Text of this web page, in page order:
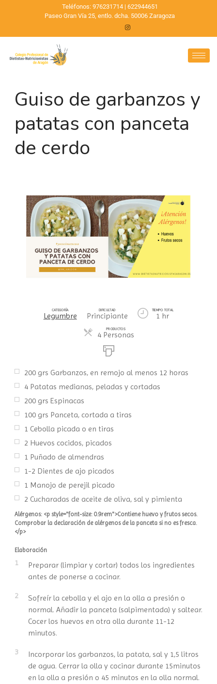
Teléfonos: 976231714 | 622944651
Paseo Gran Vía 25, entlo. dcha. 50006 Zaragoza
Guiso de garbanzos y
patatas con panceta
de cerdo
CATEGORÍA
Legumbre
DIFICULTAD
Principiante
TIEMPO TOTAL
1 hr
PRODUCTOS
4 Personas
200 grs Garbanzos, en remojo al menos 12 horas
4 Patatas medianas, peladas y cortadas
200 grs Espinacas
100 grs Panceta, cortada a tiras
1 Cebolla picada o en tiras
2 Huevos cocidos, picados
1 Puñado de almendras
1-2 Dientes de ajo picados
1 Manojo de perejil picado
2 Cucharadas de aceite de oliva, sal y pimienta
Alérgenos: <p style="font-size: 0.9rem">Contiene huevo y frutos secos.
Comprobar la declaración de alérgenos de la panceta si no es fresca.
</p>
Elaboración
1
Preparar (limpiar y cortar) todos los ingredientes
antes de ponerse a cocinar.
2
Sofreír la cebolla y el ajo en la olla a presión o
normal. Añadir la panceta (salpimentada) y saltear.
Cocer los huevos en otra olla durante 11-12
minutos.
3
Incorporar los garbanzos, la patata, sal y 1,5 litros
de agua. Cerrar la olla y cocinar durante 15minutos
en la olla a presión o 45 minutos en la olla normal.